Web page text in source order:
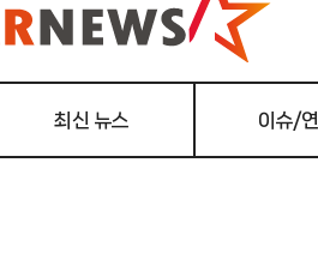
최신 뉴스 이슈/